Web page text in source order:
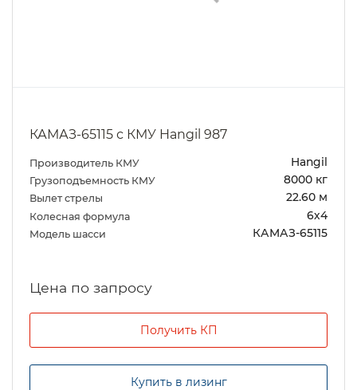
КАМАЗ-65115 с КМУ Hangil 987
Производитель КМУ Hangil
Грузоподъемность КМУ 8000 кг
Вылет стрелы 22.60 м
Колесная формула 6х4
Модель шасси КАМАЗ-65115
Цена по запросу
Получить КП
Купить в лизинг